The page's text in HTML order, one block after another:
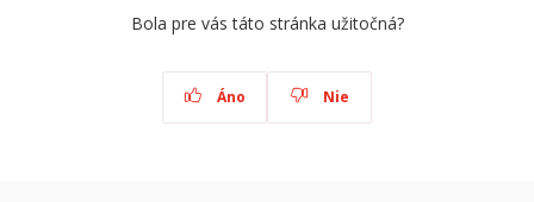
Bola pre vás táto stránka užitočná?
Áno Nie